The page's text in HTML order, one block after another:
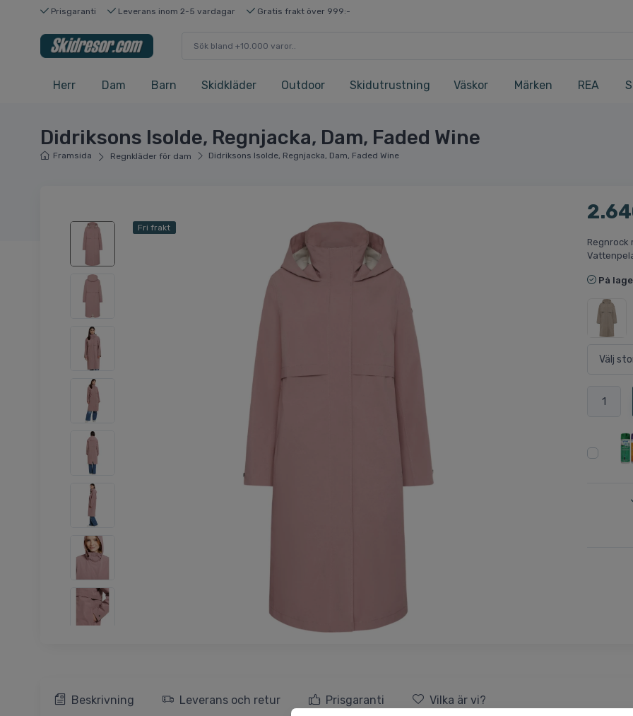
Prisgaranti Leverans inom 2-5 vardagar Gratis frakt över 999:-
Herr Dam Barn Skidkläder Outdoor Skidutrustning Väskor Märken REA
Didriksons Isolde, Regnjacka, Dam, Faded Wine
Framsida Regnkläder för dam Didriksons Isolde, Regnjacka, Dam, Faded Wine
Fri frakt
Regnrock
På
Beskrivning Leverans och retur Prisgaranti Vilka är vi?